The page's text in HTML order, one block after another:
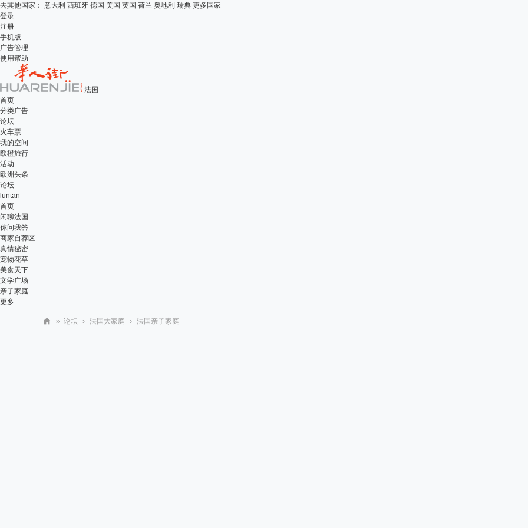
去其他国家： 意大利 西班牙 德国 美国 英国 荷兰 奥地利 瑞典 更多国家
登录
注册
手机版
广告管理
使用帮助
法国
首页
分类广告
论坛
火车票
我的空间
欧橙旅行
活动
欧洲头条
论坛
luntan
首页
闲聊法国
你问我答
商家自荐区
真情秘密
宠物花草
美食天下
文学广场
亲子家庭
更多
» 论坛 › 法国大家庭 › 法国亲子家庭